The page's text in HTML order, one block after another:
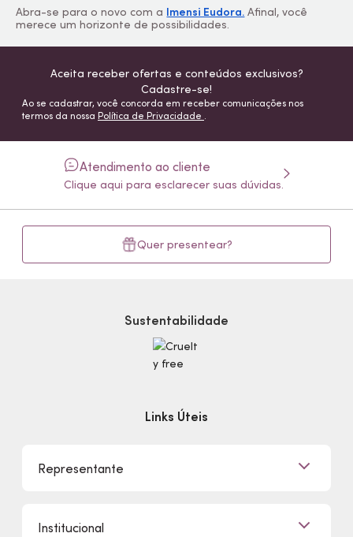
Abra-se para o novo com a Imensi Eudora. Afinal, você
merece um horizonte de possibilidades.
Aceita receber ofertas e conteúdos exclusivos?
Cadastre-se!
Ao se cadastrar, você concorda em receber comunicações nos
termos da nossa Política de Privacidade .
Atendimento ao cliente
Clique aqui para esclarecer suas dúvidas.
Quer presentear?
Sustentabilidade
Links Úteis
Representante
Quero Ser Representante
Institucional